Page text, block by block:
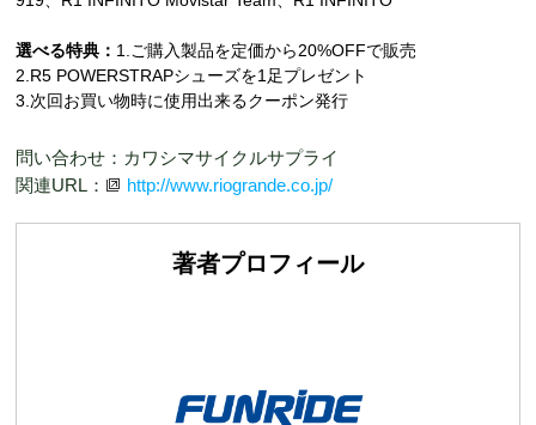
選べる特典： 1.ご購入製品を定価から20%OFFで販売
2.R5 POWERSTRAPシューズを1足プレゼント
3.次回お買い物時に使用出来るクーポン発行
問い合わせ：カワシマサイクルサプライ
関連URL：
http://www.riogrande.co.jp/
著者プロフィール